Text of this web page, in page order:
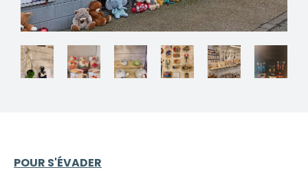
POUR S'ÉVADER